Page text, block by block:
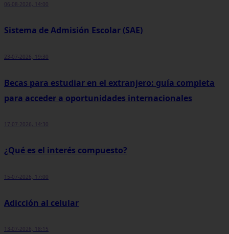
06-08-2026, 14:00
Sistema de Admisión Escolar (SAE)
23-07-2026, 19:30
Becas para estudiar en el extranjero: guía completa
para acceder a oportunidades internacionales
17-07-2026, 14:30
¿Qué es el interés compuesto?
15-07-2026, 17:00
Adicción al celular
13-07-2026, 18:15